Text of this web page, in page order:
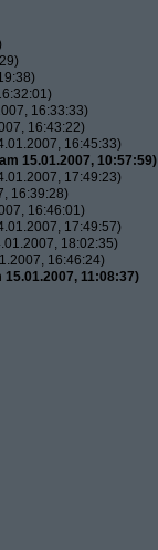
16:33:33)
16:43:22)
16:45:33)
am 15.01.2007, 10:57:59)
17:49:23)
16:39:28)
16:46:01)
17:49:57)
18:02:35)
16:46:24)
15.01.2007, 11:08:37)